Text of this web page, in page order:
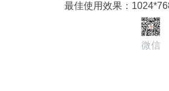
最佳使用效果：
微信